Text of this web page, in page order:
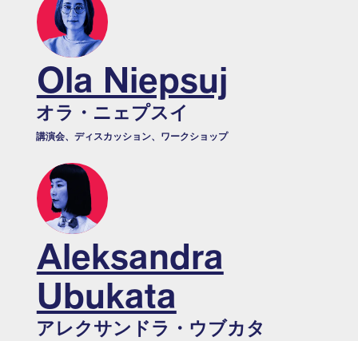
Ola Niepsuj
オラ・ニェプスイ
講演会、ディスカッション、ワークショップ
Aleksandra
Ubukata
アレクサンドラ・ウブカタ